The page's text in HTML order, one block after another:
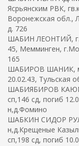
Ясрьянским РВК,
Воронежская обл.,
д. 726
ШАБИН ЛЕОНТИЙ,
45, Мемминген,
165
ШАБИРОВ ШАНИК,
20.02.43, Тульская
ШАБИЯБИРОВ КАЮМ,
сп,146 сд, погиб
н,д.Фомино
ШАБКИН СИДОР
н,д.Крещеные
сп,198 сд, погиб